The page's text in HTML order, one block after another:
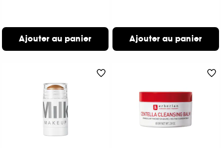
Ajouter au panier Ajouter au panier